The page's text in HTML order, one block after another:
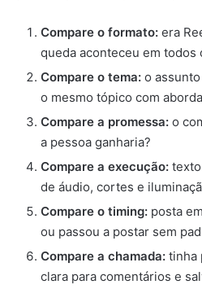
Compare o formato: era
queda aconteceu em todos
Compare o tema: o
o mesmo tópico com
Compare a promessa: o
a pessoa ganharia?
Compare a execução:
de áudio, cortes e
Compare o timing: posta
ou passou a postar sem
Compare a chamada: tinha
clara para comentários e